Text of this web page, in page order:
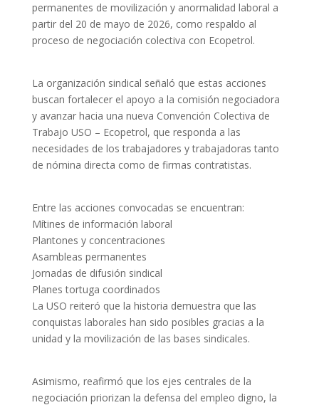
permanentes de movilización y anormalidad laboral a
partir del 20 de mayo de 2026, como respaldo al
proceso de negociación colectiva con Ecopetrol.
La organización sindical señaló que estas acciones
buscan fortalecer el apoyo a la comisión negociadora
y avanzar hacia una nueva Convención Colectiva de
Trabajo USO – Ecopetrol, que responda a las
necesidades de los trabajadores y trabajadoras tanto
de nómina directa como de firmas contratistas.
Entre las acciones convocadas se encuentran:
Mítines de información laboral
Plantones y concentraciones
Asambleas permanentes
Jornadas de difusión sindical
Planes tortuga coordinados
La USO reiteró que la historia demuestra que las
conquistas laborales han sido posibles gracias a la
unidad y la movilización de las bases sindicales.
Asimismo, reafirmó que los ejes centrales de la
negociación priorizan la defensa del empleo digno, la